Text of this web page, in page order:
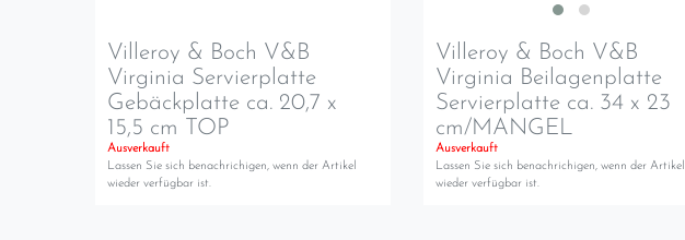
Villeroy & Boch V&B
Virginia Servierplatte
Gebäckplatte ca. 20,7 x
15,5 cm TOP
Ausverkauft
Lassen Sie sich benachrichigen, wenn der Artikel
wieder verfügbar ist.
Villeroy & Boch V&B
Virginia Beilagenplatte
Servierplatte ca. 34 x 23
cm/MANGEL
Ausverkauft
Lassen Sie sich benachrichigen, wenn der Artikel
wieder verfügbar ist.